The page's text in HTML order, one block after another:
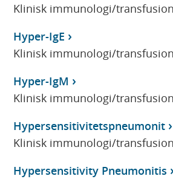
Klinisk immunologi/
Hyper-IgE
Klinisk immunologi/
Hyper-IgM
Klinisk immunologi/
Hypersensitivitetspneumonit
Klinisk immunologi/
Hypersensitivity Pneumonitis